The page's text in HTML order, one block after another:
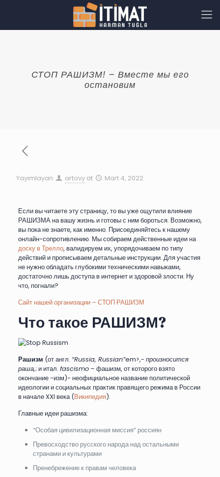
СТОП РАШИЗМ! – Вместе мы его
остановим
Yayımlayan artovy at Mart 4, 2022
Если вы читаете эту страницу, то вы уже ощутили влияние
РАШИЗМА на вашу жизнь и готовы с ним бороться. Возможно,
вы пока не знаете, как именно. Присоединяйтесь к нашему
онлайн-сопротивлению. Мы собираем действенные идеи на
доску в Трелло, валидируем их, упорядочиваем по типу
действий и прописываем детальные инструкции. Для участия
не нужно обладать глубокими техническими навыками,
достаточно лишь доступа в интернет и здоровой злости. Ну
что, погнали?
Сайт нашей организации – СТОП РАШИЗМ
Что такое РАШИЗМ?
Рашизм (от англ. “Russia, Russian”em>,- произносится
раша,; и итал. fascismo– фашизм, от которого взято
окончание -изм)- неофициальное название политической
идеологии и социальных практик правящего режима в России
в начале XXI века (Википедия).
Главные идеи рашизма:
“Особая цивилизационная миссия” россиян
Превосходство русского народа над остальными
странами и культурами
Пренебрежение к правам человека